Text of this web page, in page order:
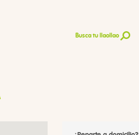
Busca tu llaollao